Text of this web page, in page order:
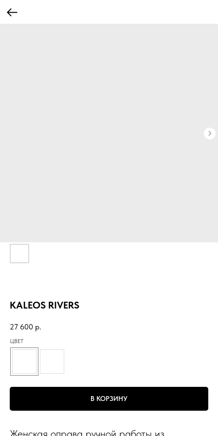
KALEOS RIVERS
27 600 р.
ЦВЕТ
В КОРЗИНУ